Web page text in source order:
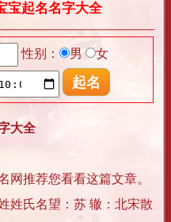
宝起名名字大全
性别： 男 女
大全
网推荐您看看这篇文章。
姓氏名望：苏 辙：北宋散